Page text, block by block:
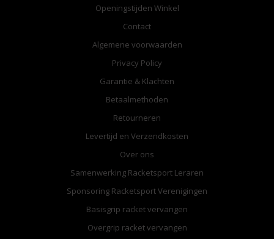
Openingstijden Winkel
Contact
Algemene voorwaarden
Privacy Policy
Garantie & Klachten
Betaalmethoden
Retourneren
Levertijd en Verzendkosten
Over ons
Samenwerking Racketsport Leraren
Sponsoring Racketsport Verenigingen
Basisgrip racket vervangen
Overgrip racket vervangen